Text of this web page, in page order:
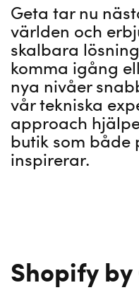
Geta tar nu
världen och
skalbara
komma igång
nya nivåer
vår tekniska
approach
butik som både
inspirerar.
Shopify